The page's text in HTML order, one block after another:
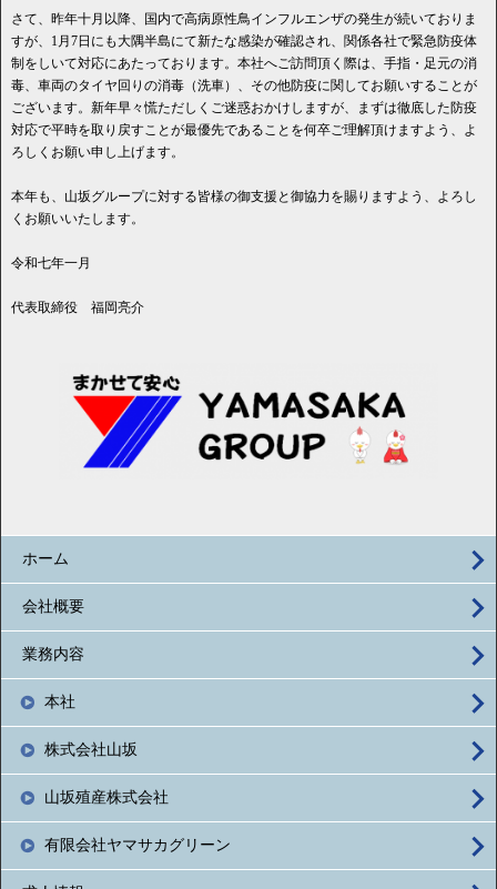
さて、昨年十月以降、国内で高病原性鳥インフルエンザの発生が続いておりま
すが、1月7日にも大隅半島にて新たな感染が確認され、関係各社で緊急防疫体
制をしいて対応にあたっております。本社へご訪問頂く際は、手指・足元の消
毒、車両のタイヤ回りの消毒（洗車）、その他防疫に関してお願いすることが
ございます。新年早々慌ただしくご迷惑おかけしますが、まずは徹底した防疫
対応で平時を取り戻すことが最優先であることを何卒ご理解頂けますよう、よ
ろしくお願い申し上げます。
本年も、山坂グループに対する皆様の御支援と御協力を賜りますよう、よろし
くお願いいたします。
令和七年一月
代表取締役 福岡亮介
ホーム
会社概要
業務内容
本社
株式会社山坂
山坂殖産株式会社
有限会社ヤマサカグリーン